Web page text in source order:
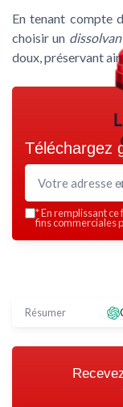
En tenant compte
choisir un
doux, préservant
Téléchargez
*En remplissant ce
fins commerciales
Résumer